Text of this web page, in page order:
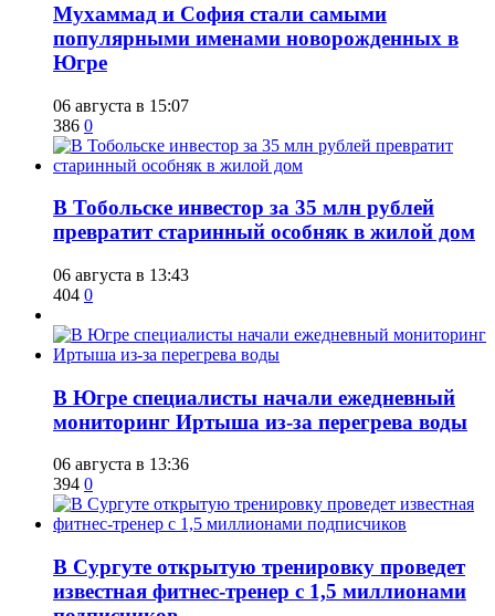
​Мухаммад и София стали самыми
популярными именами новорожденных в
Югре
06 августа в 15:07
386 0
В Тобольске инвестор за 35 млн рублей
превратит старинный особняк в жилой дом
06 августа в 13:43
404 0
В Югре специалисты начали ежедневный
мониторинг Иртыша из-за перегрева воды
06 августа в 13:36
394 0
В Сургуте открытую тренировку проведет
известная фитнес-тренер с 1,5 миллионами